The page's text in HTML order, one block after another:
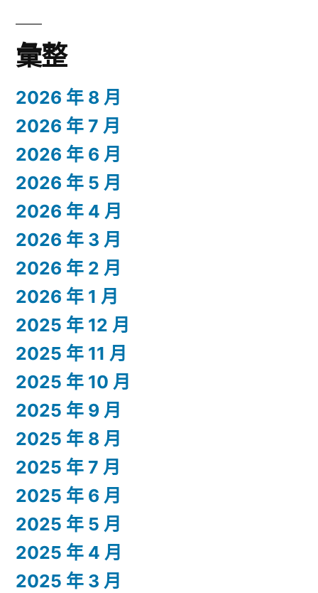
彙整
2026 年 8 月
2026 年 7 月
2026 年 6 月
2026 年 5 月
2026 年 4 月
2026 年 3 月
2026 年 2 月
2026 年 1 月
2025 年 12 月
2025 年 11 月
2025 年 10 月
2025 年 9 月
2025 年 8 月
2025 年 7 月
2025 年 6 月
2025 年 5 月
2025 年 4 月
2025 年 3 月